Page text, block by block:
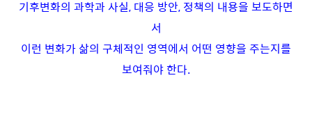
기후변화의 과학과 사실, 대응 방안, 정책의 내용을 보도하면
서
이런 변화가 삶의 구체적인 영역에서 어떤 영향을 주는지를
보여줘야 한다.